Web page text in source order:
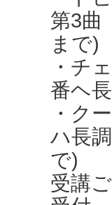
第3曲
まで)
・チ
番ヘ
・ク
ハ長
で)
受講